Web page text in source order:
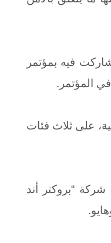
في العام 2012، شاركت فيه بمؤتمر
المؤتمر .
على ثلاث فئات
شركة “بروكتر أند